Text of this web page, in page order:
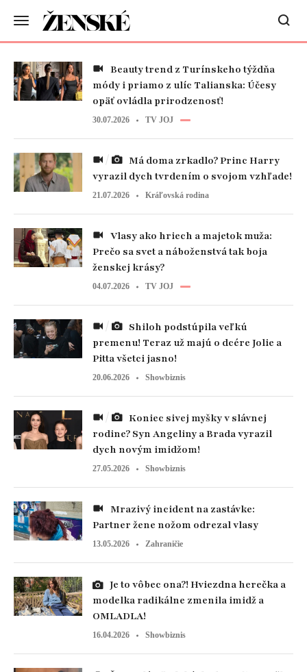
módy i priamo z ulíc Talianska: Účesy
opäť ovládla prirodzenosť!
30.07.2026 TV JOJ
vyrazil dych tvrdením o svojom vzhľade!
21.07.2026 Kráľovská rodina
Prečo sa svet a náboženstvá tak boja
ženskej krásy?
04.07.2026 TV JOJ
premenu! Teraz už majú o dcére Jolie a
Pitta všetci jasno!
20.06.2026 Showbiznis
rodine? Syn Angeliny a Brada vyrazil
dych novým imidžom!
27.05.2026 Showbiznis
Partner žene nožom odrezal vlasy
13.05.2026 Zahraničie
modelka radikálne zmenila imidž a
OMLADLA!
16.04.2026 Showbiznis